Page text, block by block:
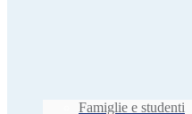
Famiglie e studenti